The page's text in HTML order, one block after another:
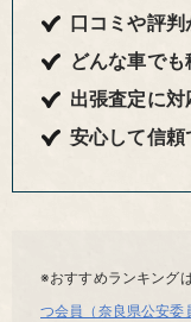
口コミや評判
どんな車で
出張査定に対
安心して信
※おすすめランキング
つ会員（奈良県公安